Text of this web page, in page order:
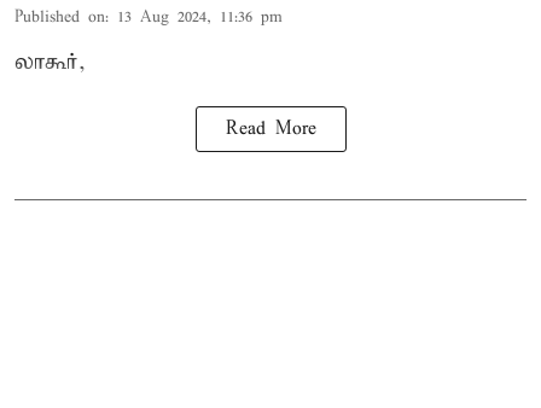
Published on: 13 Aug 2024, 11:36 pm
லாகூர்,
Read More